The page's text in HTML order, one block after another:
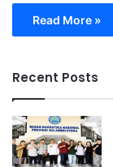
Read More »
Recent Posts